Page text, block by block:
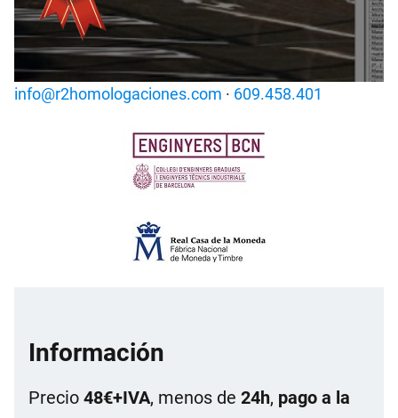
info@r2homologaciones.com · 609.458.401
Información
Precio 48€+IVA, menos de 24h, pago a la